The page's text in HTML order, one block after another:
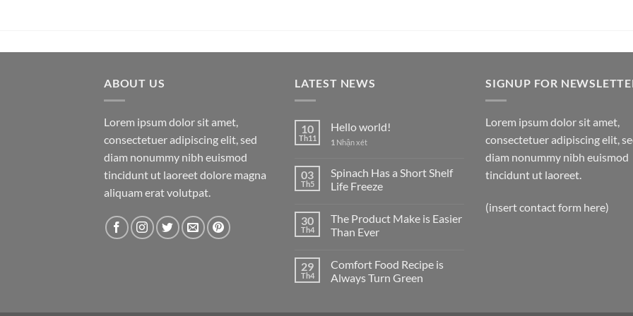
ABOUT US
Lorem ipsum dolor sit amet,
consectetuer adipiscing elit, sed
diam nonummy nibh euismod
tincidunt ut laoreet dolore magna
aliquam erat volutpat.
LATEST NEWS
10
Th11
Hello world!
1 Nhận xét
03
Th5
Spinach Has a Short Shelf
Life Freeze
30
Th4
The Product Make is Easier
Than Ever
29
Th4
Comfort Food Recipe is
Always Turn Green
SIGNUP FOR
Lorem ipsum dolor sit amet,
consectetuer adipiscing elit,
diam nonummy nibh euismod
tincidunt ut laoreet.
(insert contact form here)